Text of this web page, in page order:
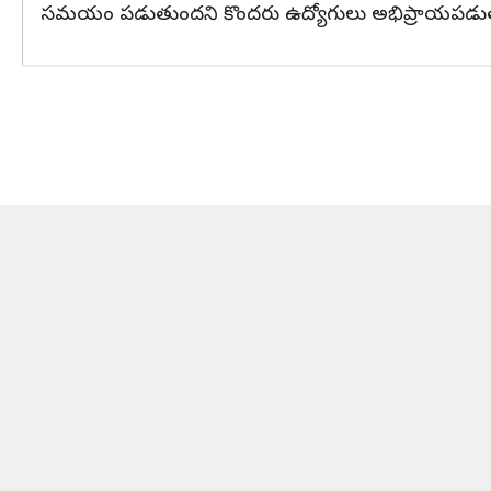
సమయం పడుతుందని కొందరు ఉద్యోగులు